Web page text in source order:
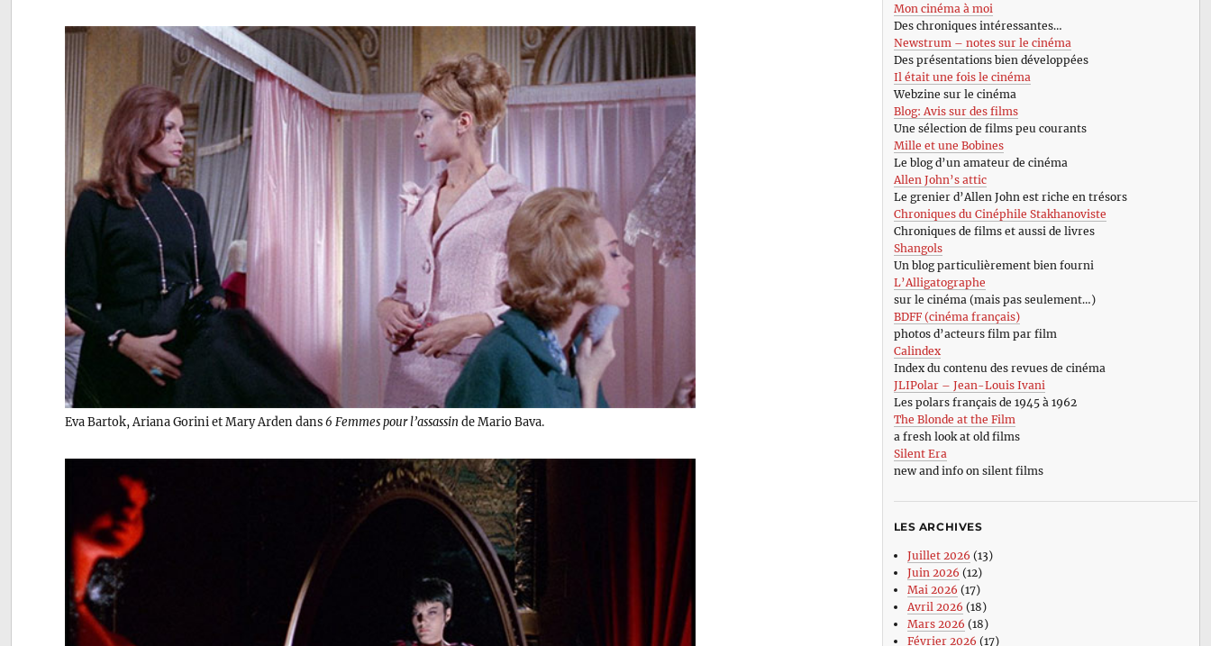
Eva Bartok, Ariana Gorini et Mary Arden dans6 Femmes pour l’assassin de Mario Bava.
Mon cinéma à moi
Des chroniques intéressantes…
Newstrum – notes sur le cinéma
Des présentations bien développées
Il était une fois le cinéma
Webzine sur le cinéma
Blog: Avis sur des films
Une sélection de films peu courants
Mille et une Bobines
Le blog d’un amateur de cinéma
Allen John’s attic
Le grenier d’Allen John est riche en trésors
Chroniques du Cinéphile Stakhanoviste
Chroniques de films et aussi de livres
Shangols
Un blog particulièrement bien fourni
L’Alligatographe
sur le cinéma (mais pas seulement…)
BDFF (cinéma français)
photos d’acteurs film par film
Calindex
Index du contenu des revues de cinéma
JLIPolar – Jean-Louis Ivani
Les polars français de 1945 à 1962
The Blonde at the Film
a fresh look at old films
Silent Era
new and info on silent films
LES ARCHIVES
Juillet 2026 (13)
Juin 2026 (12)
Mai 2026 (17)
Avril 2026 (18)
Mars 2026 (18)
Février 2026 (17)